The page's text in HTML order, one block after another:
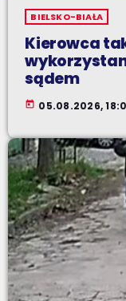
BIELSKO-BIAŁA
Kierowca
sądem
today 05.08.2026,